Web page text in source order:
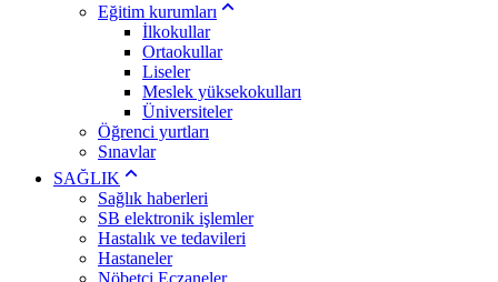
Eğitim kurumları
İlkokullar
Ortaokullar
Liseler
Meslek yüksekokulları
Üniversiteler
Öğrenci yurtları
Sınavlar
SAĞLIK
Sağlık haberleri
SB elektronik işlemler
Hastalık ve tedavileri
Hastaneler
Nöbetçi Eczaneler